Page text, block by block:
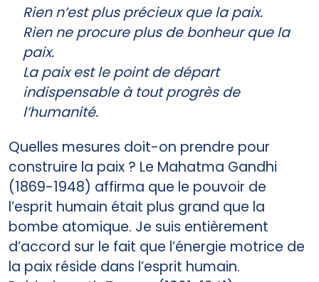
Rien n’est plus précieux que la paix.
Rien ne procure plus de bonheur que la
paix.
La paix est le point de départ
indispensable à tout progrès de
l’humanité.
Quelles mesures doit-on prendre pour
construire la paix ? Le Mahatma Gandhi
(1869-1948) affirma que le pouvoir de
l’esprit humain était plus grand que la
bombe atomique. Je suis entièrement
d’accord sur le fait que l’énergie motrice de
la paix réside dans l’esprit humain.